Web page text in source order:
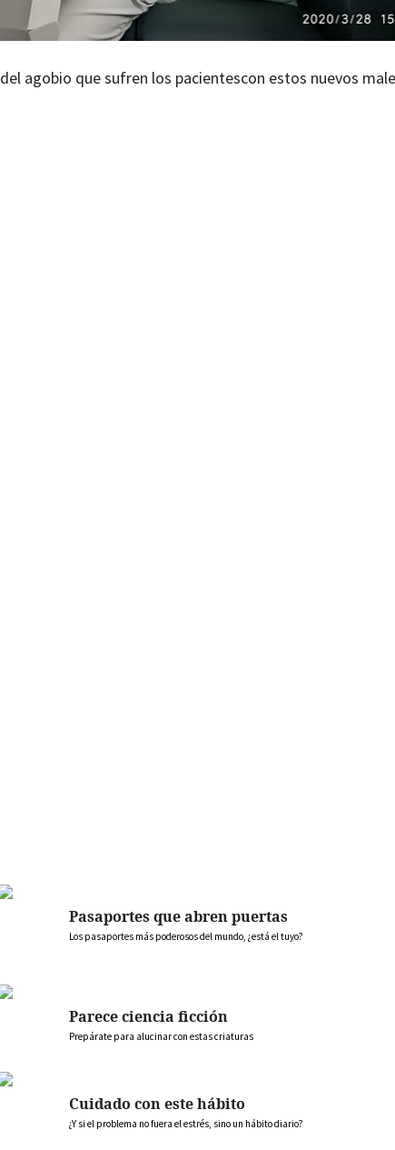
del agobio que sufren los pacientescon estos nuevos
Pasaportes que abren puertas
Los pasaportes más poderosos del mundo, ¿está el tuyo?
Parece ciencia ficción
Prepárate para alucinar con estas criaturas
Cuidado con este hábito
¿Y si el problema no fuera el estrés, sino un hábito diario?